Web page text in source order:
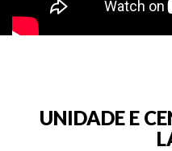
UNIDADE E